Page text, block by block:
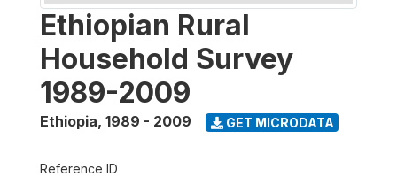
Ethiopian Rural
Household Survey
1989-2009
Ethiopia, 1989 - 2009 GET MICRODATA
Reference ID